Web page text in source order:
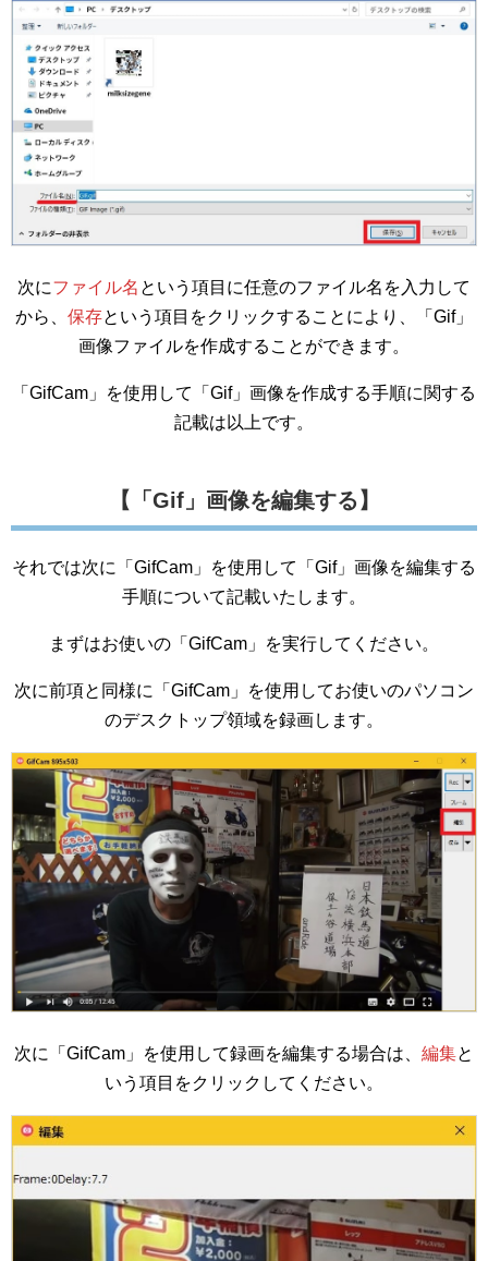
次にファイル名 という項目に任意のファイル名を入力して
から、 保存という項目をクリックすることにより、「Gif」
画像ファイルを作成することができます。
「GifCam」を使用して「Gif」画像を作成する手順に関する
記載は以上です。
【「Gif」画像を編集する】
それでは次に「GifCam」を使用して「Gif」画像を編集する
手順について記載いたします。
まずはお使いの「GifCam」を実行してください。
次に前項と同様に「GifCam」を使用してお使いのパソコン
のデスクトップ領域を録画します。
次に「GifCam」を使用して録画を編集する場合は、 編集と
いう項目をクリックしてください。